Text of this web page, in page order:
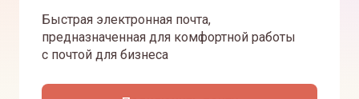
Быстрая электронная почта,
предназначенная для комфортной работы
с почтой для бизнеса